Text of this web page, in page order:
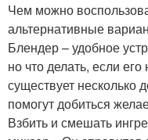
Чем можно
альтернативные
Блендер – удобное
но что делать, если
существует несколько
помогут добиться
Взбить и смешать